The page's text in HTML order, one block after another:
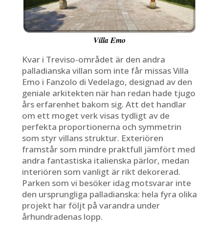
Villa Emo
Kvar i Treviso-området är den andra
palladianska villan som inte får missas Villa
Emo i Fanzolo di Vedelago, designad av den
geniale arkitekten när han redan hade tjugo
års erfarenhet bakom sig. Att det handlar
om ett moget verk visas tydligt av de
perfekta proportionerna och symmetrin
som styr villans struktur. Exteriören
framstår som mindre praktfull jämfört med
andra fantastiska italienska pärlor, medan
interiören som vanligt är rikt dekorerad.
Parken som vi besöker idag motsvarar inte
den ursprungliga palladianska: hela fyra olika
projekt har följt på varandra under
århundradenas lopp.